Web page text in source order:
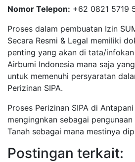
Nomor Telepon: +62 0821 5719
Proses dalam pembuatan Izin
Secara Resmi & Legal memiliki
penting yang akan di tata/
Airbumi Indonesia mana saja
untuk memenuhi persyaratan
Perizinan SIPA.
Proses Perizinan SIPA di
mengingnkan sebagai
Tanah sebagai mana mestinya
Postingan terkait: